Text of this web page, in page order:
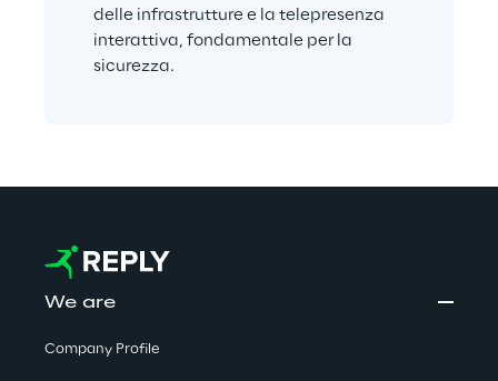
delle infrastrutture e la telepresenza
interattiva, fondamentale per la
sicurezza.
We are
Company Profile